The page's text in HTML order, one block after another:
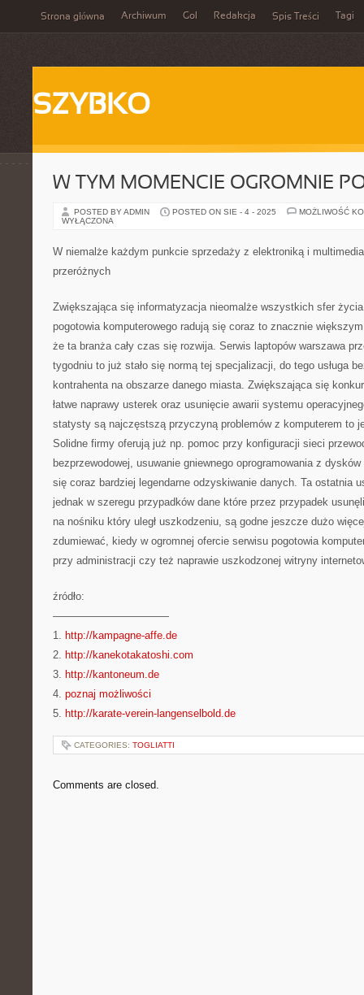
Strona główna Archiwum Gol Redakcja Spis Treści Tagi
SZYBKO
W TYM MOMENCIE OGROMNIE
POSTED BY ADMIN POSTED ON SIE - 4 - 2025
MOŻLIWOŚĆ
WYŁĄCZONA
W niemalże każdym punkcie sprzedaży z elektroniką i
przeróżnych
Zwiększająca się informatyzacja nieomalże wszystkich sfer życia
pogotowia komputerowego radują się coraz to znacznie
że ta branża cały czas się rozwija. Serwis laptopów warszawa
tygodniu to już stało się normą tej specjalizacji, do tego usługa
kontrahenta na obszarze danego miasta. Zwiększająca się
łatwe naprawy usterek oraz usunięcie awarii systemu
statysty są najczęstszą przyczyną problemów z komputerem to
Solidne firmy oferują już np. pomoc przy konfiguracji sieci
bezprzewodowej, usuwanie gniewnego oprogramowania z
się coraz bardziej legendarne odzyskiwanie danych. Ta ostatnia
jednak w szeregu przypadków dane które przez przypadek
na nośniku który uległ uszkodzeniu, są godne jeszcze dużo
zdumiewać, kiedy w ogromnej ofercie serwisu pogotowia
przy administracji czy też naprawie uszkodzonej witryny
źródło:
———————————
1. http://kampagne-affe.de
2. http://kanekotakatoshi.com
3. http://kantoneum.de
4. poznaj możliwości
5. http://karate-verein-langenselbold.de
CATEGORIES: TOGLIATTI
Comments are closed.